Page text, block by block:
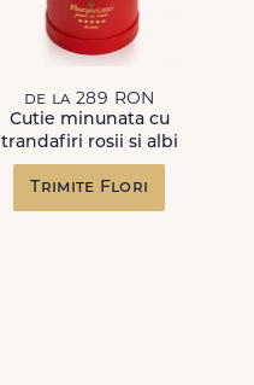
de la 289 RON
Cutie minunata cu
trandafiri rosii si albi
Trimite Flori